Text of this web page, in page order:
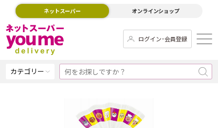
ネットスーパー オンラインショップ
ログイン･会員登録
カテゴリー